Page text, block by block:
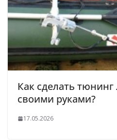
Как сделать
своими руками?
17.05.2026